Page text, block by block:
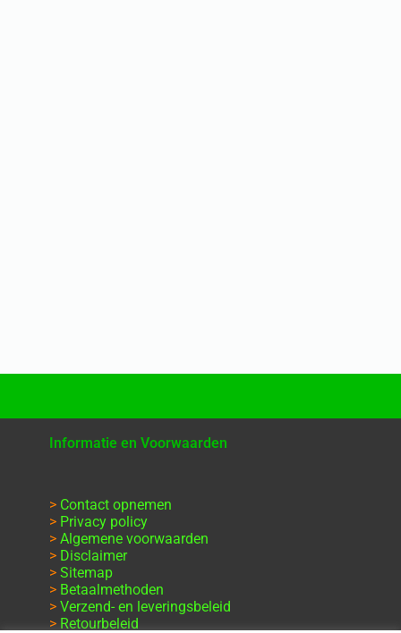
Informatie en Voorwaarden
> Contact opnemen
> Privacy policy
> Algemene voorwaarden
> Disclaimer
> Sitemap
> Betaalmethoden
> Verzend- en leveringsbeleid
> Retourbeleid